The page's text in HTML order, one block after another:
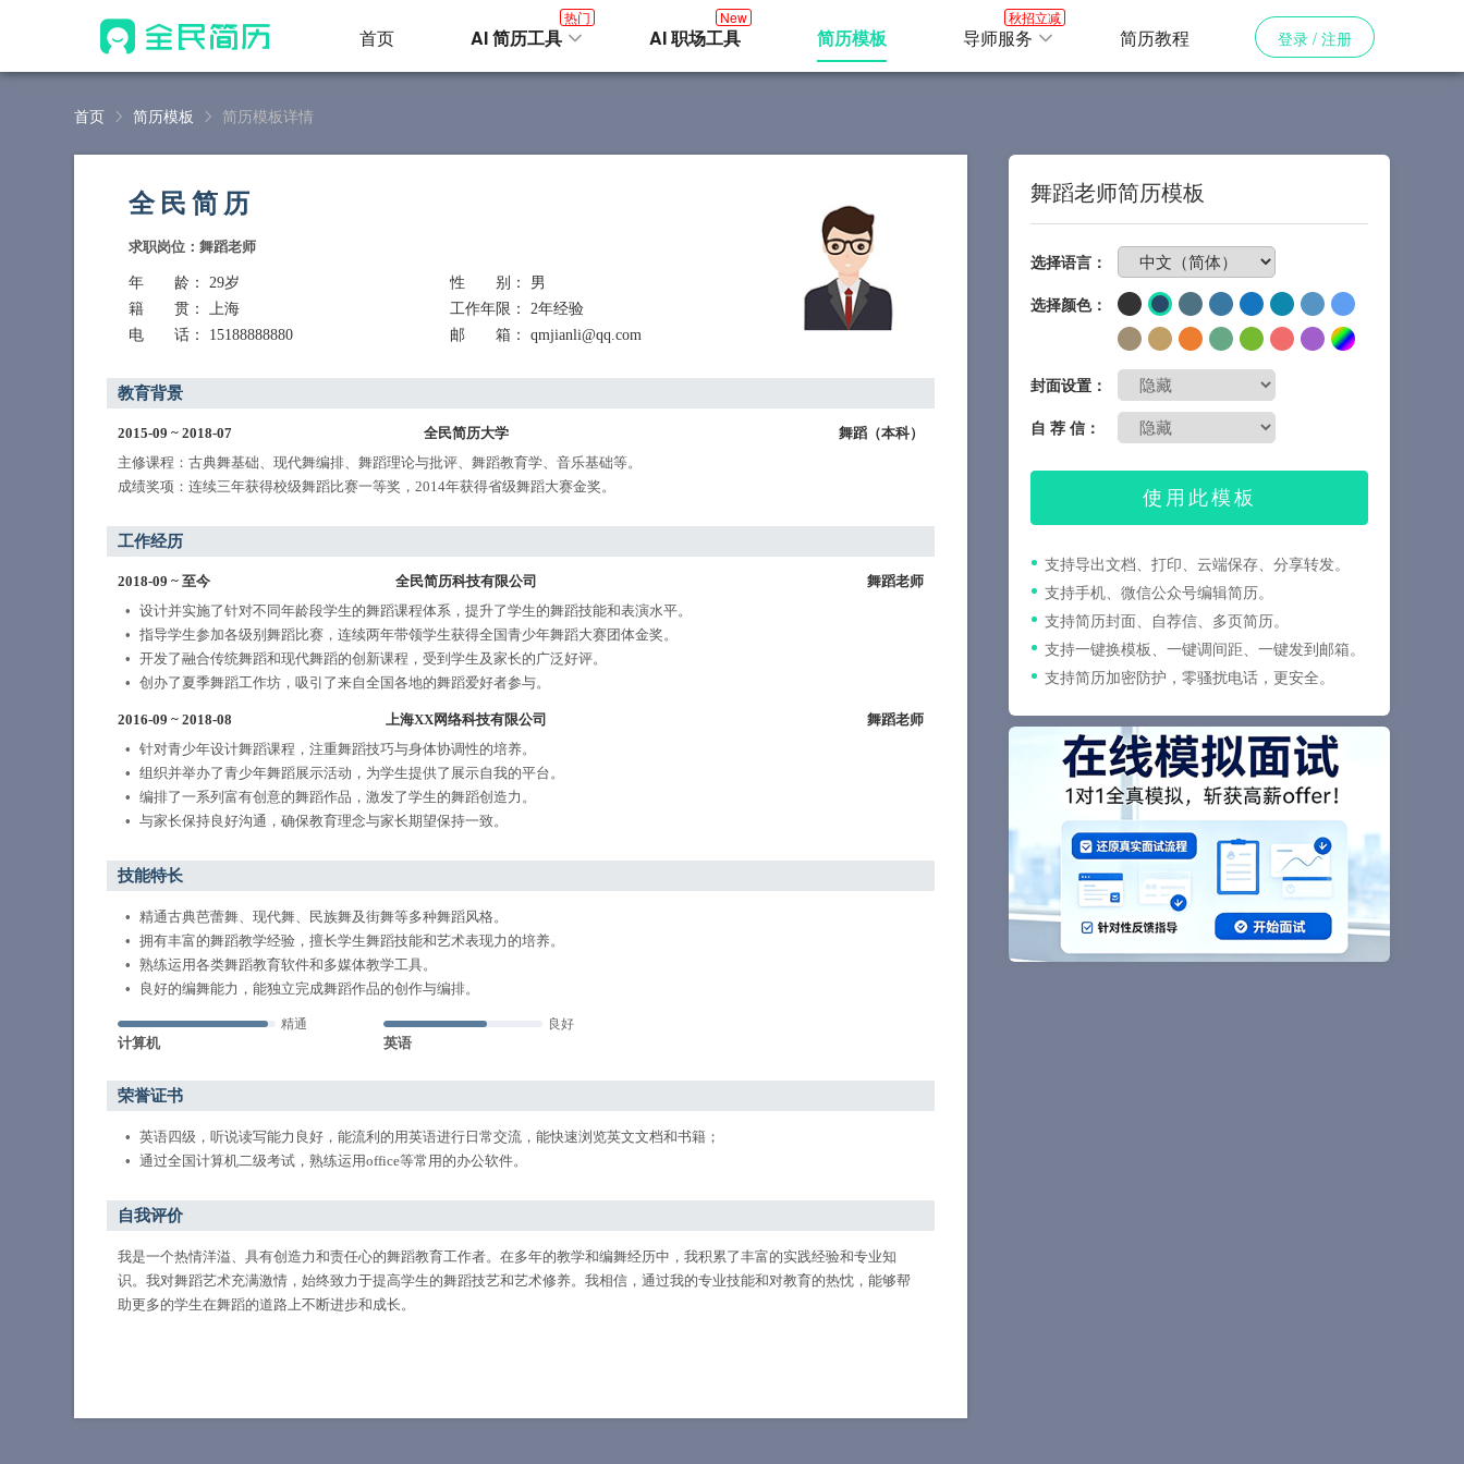
首页 AI 简历工具
热门
AI 职场工具
New
简历模板 导师服务
秋招立减
简历教程 登录 / 注册
首页 简历模板 简历模板详情
舞蹈老师简历模板
选择语言：
选择颜色：
封面设置：
自 荐 信：
使用此模板
支持导出文档、打印、云端保存、分享转发。
支持手机、微信公众号编辑简历。
支持简历封面、自荐信、多页简历。
支持一键换模板、一键调间距、一键发到邮箱。
支持简历加密防护，零骚扰电话，更安全。
全民简历
求职岗位：舞蹈老师
年 龄 ： 29岁 性 别 ： 男
籍 贯 ： 上海 工作年限 ： 2年经验
电 话 ： 15188888880 邮 箱 ： qmjianli@qq.com
教育背景
2015-09 ~ 2018-07 全民简历大学 舞蹈（本科）
主修课程：古典舞基础、现代舞编排、舞蹈理论与批评、舞蹈教育学、音乐基础等。
成绩奖项：连续三年获得校级舞蹈比赛一等奖，2014年获得省级舞蹈大赛金奖。
工作经历
2018-09 ~ 至今 全民简历科技有限公司
舞蹈老师
设计并实施了针对不同年龄段学生的舞蹈课程体系，提升了学生的舞蹈技能和表演水平。
指导学生参加各级别舞蹈比赛，连续两年带领学生获得全国青少年舞蹈大赛团体金奖。
开发了融合传统舞蹈和现代舞蹈的创新课程，受到学生及家长的广泛好评。
创办了夏季舞蹈工作坊，吸引了来自全国各地的舞蹈爱好者参与。
2016-09 ~ 2018-08 上海XX网络科技有限公司
舞蹈老师
针对青少年设计舞蹈课程，注重舞蹈技巧与身体协调性的培养。
组织并举办了青少年舞蹈展示活动，为学生提供了展示自我的平台。
编排了一系列富有创意的舞蹈作品，激发了学生的舞蹈创造力。
与家长保持良好沟通，确保教育理念与家长期望保持一致。
技能特长
精通古典芭蕾舞、现代舞、民族舞及街舞等多种舞蹈风格。
拥有丰富的舞蹈教学经验，擅长学生舞蹈技能和艺术表现力的培养。
熟练运用各类舞蹈教育软件和多媒体教学工具。
良好的编舞能力，能独立完成舞蹈作品的创作与编排。
计算机
精通
英语
良好
荣誉证书
英语四级，听说读写能力良好，能流利的用英语进行日常交流，能快速浏览英文文档和书籍；
通过全国计算机二级考试，熟练运用office等常用的办公软件。
自我评价
我是一个热情洋溢、具有创造力和责任心的舞蹈教育工作者。在多年的教学和编舞经历中，我积累了丰富的实践经验和专业知
识。我对舞蹈艺术充满激情，始终致力于提高学生的舞蹈技艺和艺术修养。我相信，通过我的专业技能和对教育的热忱，能够帮
助更多的学生在舞蹈的道路上不断进步和成长。